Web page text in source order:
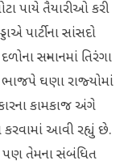
પાયે તૈયારીઓ કરી
પાર્ટીના સાંસદો
સન્‍માનમાં તિરંગા
ભાજપે ઘણા રાજ્‍યોમાં
કામકાજ અંગે
કરવામાં આવી રહ્યું છે.
પણ તેમના સંબંધિત